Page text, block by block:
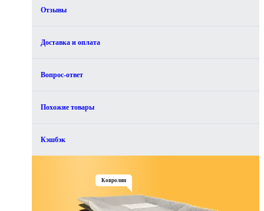
Отзывы
Доставка и оплата
Вопрос-ответ
Похожие товары
Кэшбэк
Ковролин